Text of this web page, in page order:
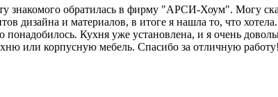
обратилась в фирму "АРСИ-Хоум". Могу
дизайна и материалов, в итоге я нашла то, что
понадобилось. Кухня уже установлена, и я очень
или корпусную мебель. Спасибо за отличную работу!